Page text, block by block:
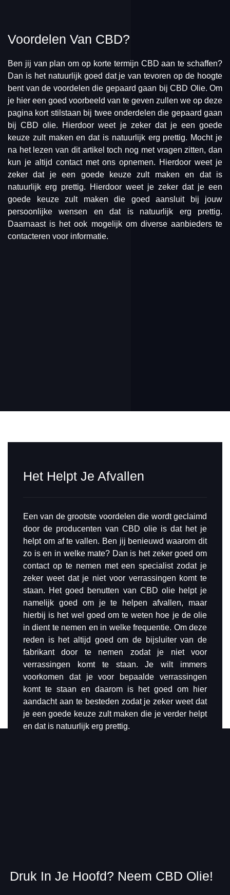
Voordelen Van CBD?
Ben jij van plan om op korte termijn CBD aan te schaffen?
Dan is het natuurlijk goed dat je van tevoren op de hoogte
bent van de voordelen die gepaard gaan bij CBD Olie. Om
je hier een goed voorbeeld van te geven zullen we op deze
pagina kort stilstaan bij twee onderdelen die gepaard gaan
bij CBD olie. Hierdoor weet je zeker dat je een goede
keuze zult maken en dat is natuurlijk erg prettig. Mocht je
na het lezen van dit artikel toch nog met vragen zitten, dan
kun je altijd contact met ons opnemen. Hierdoor weet je
zeker dat je een goede keuze zult maken en dat is
natuurlijk erg prettig. Hierdoor weet je zeker dat je een
goede keuze zult maken die goed aansluit bij jouw
persoonlijke wensen en dat is natuurlijk erg prettig.
Daarnaast is het ook mogelijk om diverse aanbieders te
contacteren voor informatie.
Het Helpt Je Afvallen
Een van de grootste voordelen die wordt geclaimd
door de producenten van CBD olie is dat het je
helpt om af te vallen. Ben jij benieuwd waarom dit
zo is en in welke mate? Dan is het zeker goed om
contact op te nemen met een specialist zodat je
zeker weet dat je niet voor verrassingen komt te
staan. Het goed benutten van CBD olie helpt je
namelijk goed om je te helpen afvallen, maar
hierbij is het wel goed om te weten hoe je de olie
in dient te nemen en in welke frequentie. Om deze
reden is het altijd goed om de bijsluiter van de
fabrikant door te nemen zodat je niet voor
verrassingen komt te staan. Je wilt immers
voorkomen dat je voor bepaalde verrassingen
komt te staan en daarom is het goed om hier
aandacht aan te besteden zodat je zeker weet dat
je een goede keuze zult maken die je verder helpt
en dat is natuurlijk erg prettig.
Druk In Je Hoofd? Neem CBD Olie!